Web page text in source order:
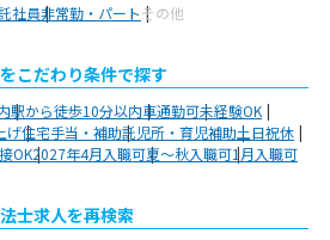
社員非常勤・パートその他
こだわり条件で探す
駅から徒歩10分以内車通勤可未経験OK
げ住宅手当・補助託児所・育児補助土日祝休
OK2027年4月入職可夏～秋入職可1月入職可
士求人を再検索